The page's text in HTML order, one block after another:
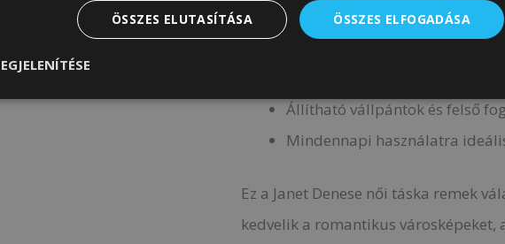
Elülső és hátulsó cipzáras zseb
Állítható vállpántok és felső
Mindennapi használatra
Ez a Janet Denese női táska remek
kedvelik a romantikus
ÖSSZES ELFOGADÁSA
ÖSSZES ELUTASÍTÁSA